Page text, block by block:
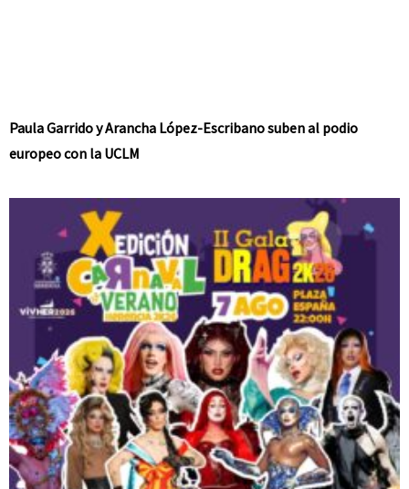
Paula Garrido y Arancha López-Escribano suben al podio
europeo con la UCLM